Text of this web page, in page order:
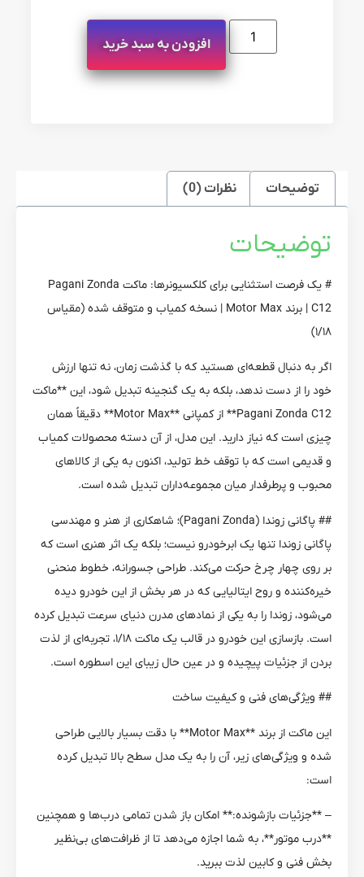
افزودن به سبد خرید
توضیحات نظرات (0)
توضیحات
# یک فرصت استثنایی برای کلکسیونرها: ماکت Pagani Zonda
C12 | برند Motor Max | نسخه کمیاب و متوقف شده (مقیاس
۱/۱۸)
اگر به دنبال قطعه‌ای هستید که با گذشت زمان، نه تنها ارزش
خود را از دست ندهد، بلکه به یک گنجینه تبدیل شود، این **ماکت
Pagani Zonda C12** از کمپانی **Motor Max** دقیقاً همان
چیزی است که نیاز دارید. این مدل، از آن دسته محصولات کمیاب
و قدیمی است که با توقف خط تولید، اکنون به یکی از کالاهای
محبوب و پرطرفدار میان مجموعه‌داران تبدیل شده است.
## پاگانی زوندا (Pagani Zonda)؛ شاهکاری از هنر و مهندسی
پاگانی زوندا تنها یک ابرخودرو نیست؛ بلکه یک اثر هنری است که
بر روی چهار چرخ حرکت می‌کند. طراحی جسورانه، خطوط منحنی
خیره‌کننده و روح ایتالیایی که در هر بخش از این خودرو دیده
می‌شود، زوندا را به یکی از نمادهای مدرن دنیای سرعت تبدیل کرده
است. بازسازی این خودرو در قالب یک ماکت ۱/۱۸، تجربه‌ای از لذت
بردن از جزئیات پیچیده و در عین حال زیبای این اسطوره است.
## ویژگی‌های فنی و کیفیت ساخت
این ماکت از برند **Motor Max** با دقت بسیار بالایی طراحی
شده و ویژگی‌های زیر، آن را به یک مدل سطح بالا تبدیل کرده
است:
– **جزئیات بازشونده:** امکان باز شدن تمامی درب‌ها و همچنین
**درب موتور**، به شما اجازه می‌دهد تا از ظرافت‌های بی‌نظیر
بخش فنی و کابین لذت ببرید.